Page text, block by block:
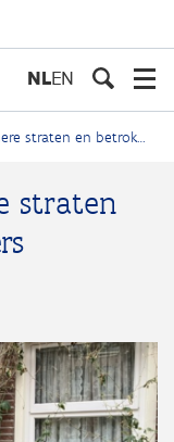
NLEN
en betrokken bewoners
straten